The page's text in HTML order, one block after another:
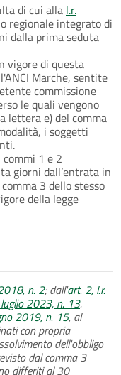
di cui alla l.r.
regionale integrato di
dalla prima seduta
vigore di questa
Marche, sentite
commissione
le quali vengono
lettera e) del comma
i soggetti
1 e 2
giorni dall’entrata in
3 dello stesso
della legge
n. 2; dall'art. 2, l.r.
2023, n. 13.
2019, n. 15, al
con propria
dell'obbligo
dal comma 3
differiti al 30